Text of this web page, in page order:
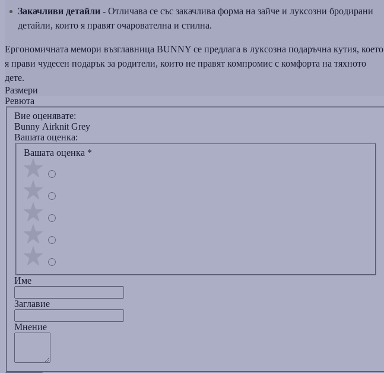
Закачливи детайли - Отличава се със закачлива форма на зайче и луксозни бродирани
детайли, които я правят очарователна и стилна.
Ергономичната мемори възглавница BUNNY се предлага в луксозна подаръчна кутия, което
я прави чудесен подарък за родители, които не правят компромис с комфорта на тяхното
дете.
Размери
Ревюта
Вие оценявате:
Bunny Airknit Grey
Вашата оценка:
Вашата оценка *
Име
Заглавиe
Мнение